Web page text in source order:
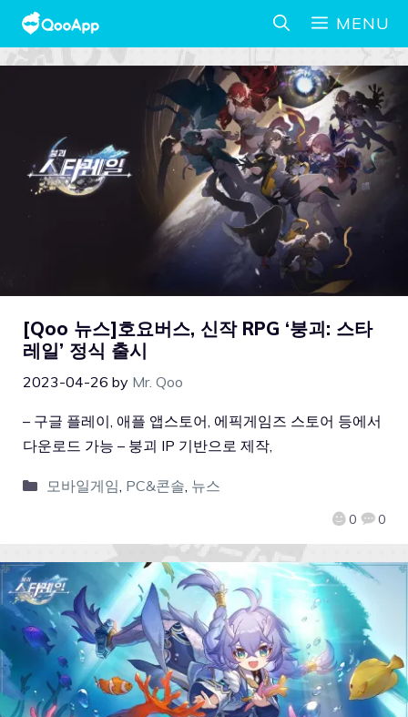
MENU
[Qoo 뉴스]호요버스, 신작 RPG ‘붕괴: 스타
레일’ 정식 출시
2023-04-26 by Mr. Qoo
0 0
– 구글 플레이, 애플 앱스토어, 에픽게임즈 스토어 등에서
다운로드 가능 – 붕괴 IP 기반으로 제작,
모바일게임, PC&콘솔, 뉴스